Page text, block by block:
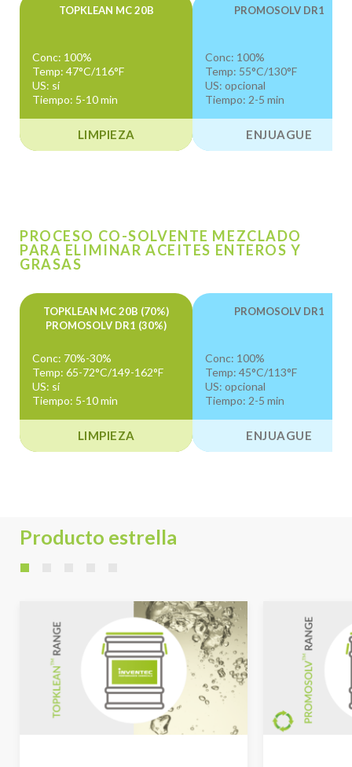
TOPKLEAN MC 20B
Conc: 100%
Temp: 47°C/116°F
US: sí
Tiempo: 5-10 min
LIMPIEZA
PROMOSOLV DR1
Conc: 100%
Temp: 55°C/130°F
US: opcional
Tiempo: 2-5 min
ENJUAGUE
PROCESO CO-SOLVENTE MEZCLADO
PARA ELIMINAR ACEITES ENTEROS Y
GRASAS
TOPKLEAN MC 20B (70%)
PROMOSOLV DR1 (30%)
Conc: 70%-30%
Temp: 65-72°C/149-162°F
US: sí
Tiempo: 5-10 min
LIMPIEZA
PROMOSOLV DR1
Conc: 100%
Temp: 45°C/113°F
US: opcional
Tiempo: 2-5 min
ENJUAGUE
Producto estrella